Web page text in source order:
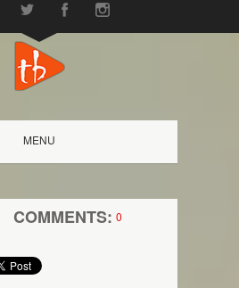
MENU
COMMENTS: 0